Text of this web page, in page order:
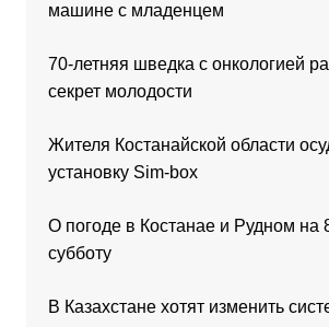
машине с младенцем
70-летняя шведка с онкологией
секрет молодости
Жителя Костанайской области
установку Sim-box
О погоде в Костанае и Рудном на
субботу
В Казахстане хотят изменить